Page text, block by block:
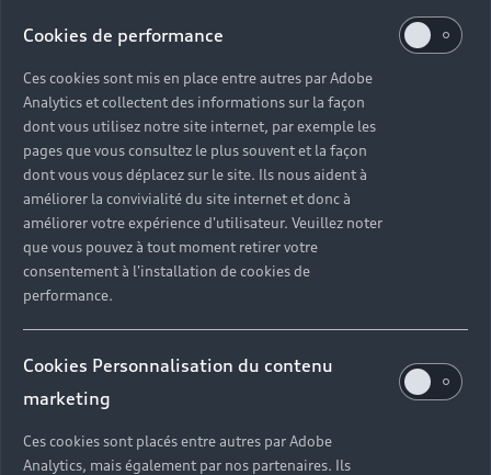
Des équipes
expertes à votre
écoute dans
votre
concession Audi
Évreux
Révisions et réparations, solutions de mobilité en
cas d’immobilisation, préparation au contrôle
technique… Lorsque vous choisissez Audi, vous
faites le choix d'un service adapté aux besoins de
votre véhicule. Retrouvez toute notre expertise
dans votre concession Audi. Nos techniciens
experts restent à votre écoute et possèdent
Cookies de performance
Ces cookies sont mis en place entre autres par Adobe
Analytics et collectent des informations sur la façon
dont vous utilisez notre site internet, par exemple les
pages que vous consultez le plus souvent et la façon
dont vous vous déplacez sur le site. Ils nous aident à
améliorer la convivialité du site internet et donc à
améliorer votre expérience d'utilisateur. Veuillez noter
que vous pouvez à tout moment retirer votre
consentement à l'installation de cookies de
performance.
Cookies Personnalisation du contenu
marketing
Ces cookies sont placés entre autres par Adobe
Analytics, mais également par nos partenaires. Ils